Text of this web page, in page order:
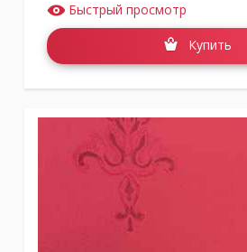
Быстрый просмотр
Купить